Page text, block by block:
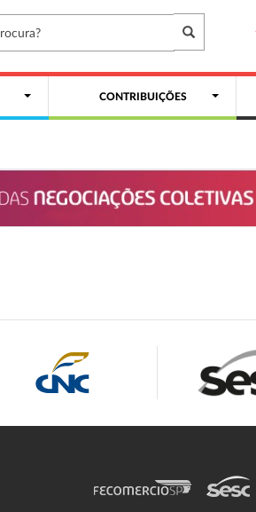
CONTRIBUIÇÕES